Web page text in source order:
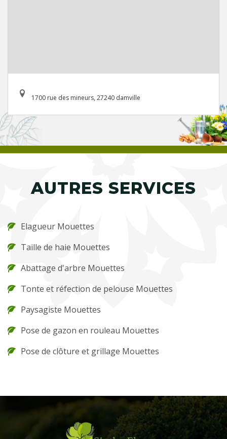
1700 rue des mineurs, 27240 damville
AUTRES SERVICES
Elagueur Mouettes
Taille de haie Mouettes
Abattage d'arbre Mouettes
Tonte et réfection de pelouse Mouettes
Paysagiste Mouettes
Pose de gazon en rouleau Mouettes
Pose de clôture et grillage Mouettes